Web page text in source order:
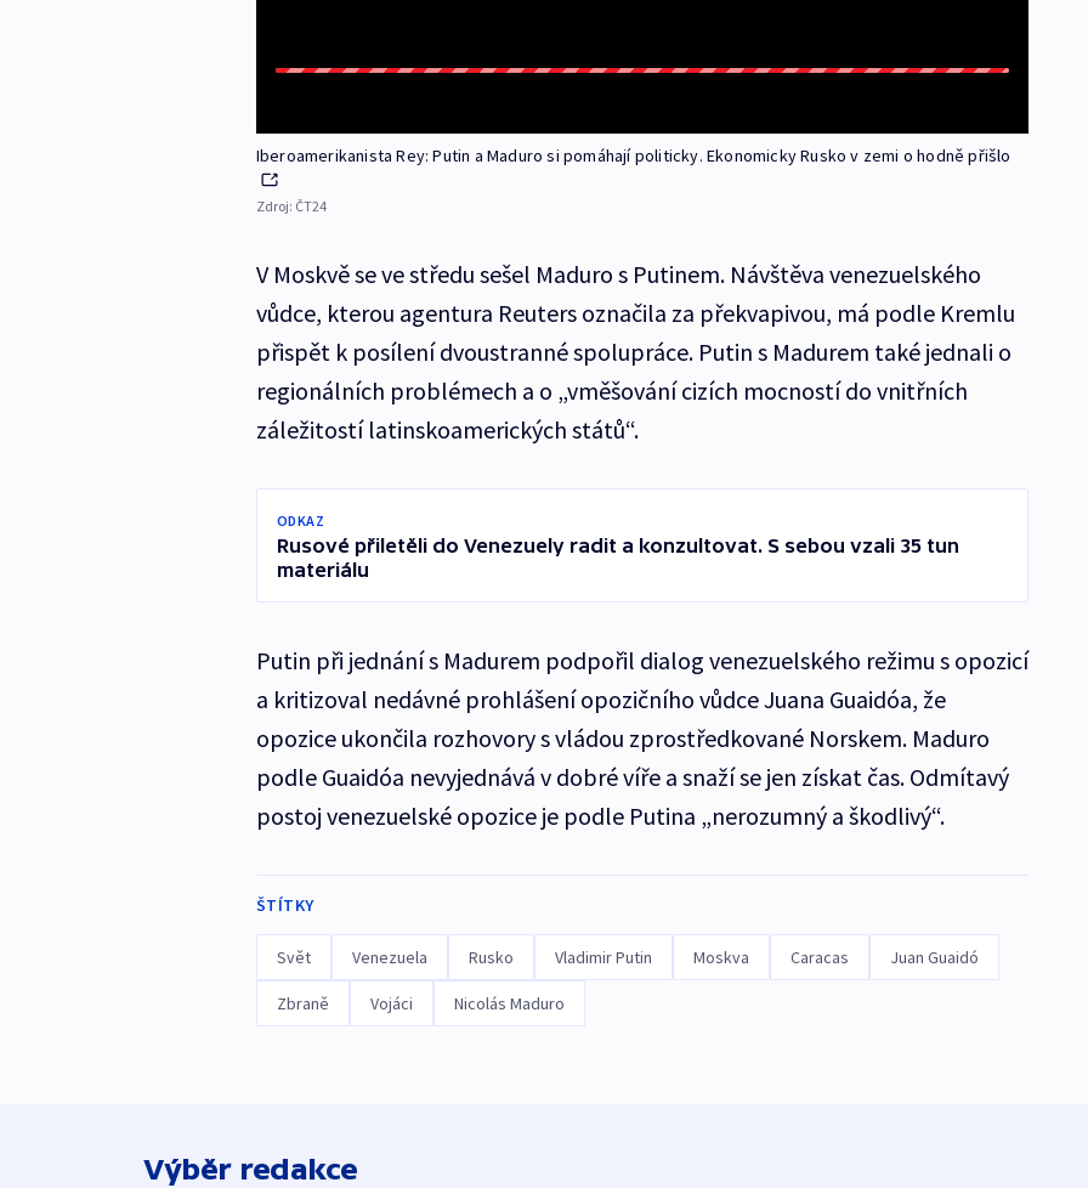
Iberoamerikanista Rey: Putin a Maduro si pomáhají politicky. Ekonomicky Rusko v zemi o hodně přišlo
Zdroj: ČT24
V Moskvě se ve středu sešel Maduro s Putinem. Návštěva venezuelského
vůdce, kterou agentura Reuters označila za překvapivou, má podle Kremlu
přispět k posílení dvoustranné spolupráce. Putin s Madurem také jednali o
regionálních problémech a o „vměšování cizích mocností do vnitřních
záležitostí latinskoamerických států“.
ODKAZ
Rusové přiletěli do Venezuely radit a konzultovat. S sebou vzali 35 tun
materiálu
Putin při jednání s Madurem podpořil dialog venezuelského režimu s opozicí
a kritizoval nedávné prohlášení opozičního vůdce Juana Guaidóa, že
opozice ukončila rozhovory s vládou zprostředkované Norskem. Maduro
podle Guaidóa nevyjednává v dobré víře a snaží se jen získat čas. Odmítavý
postoj venezuelské opozice je podle Putina „nerozumný a škodlivý“.
ŠTÍTKY
Svět Venezuela Rusko Vladimir Putin Moskva Caracas Juan Guaidó
Zbraně Vojáci Nicolás Maduro
Výběr redakce